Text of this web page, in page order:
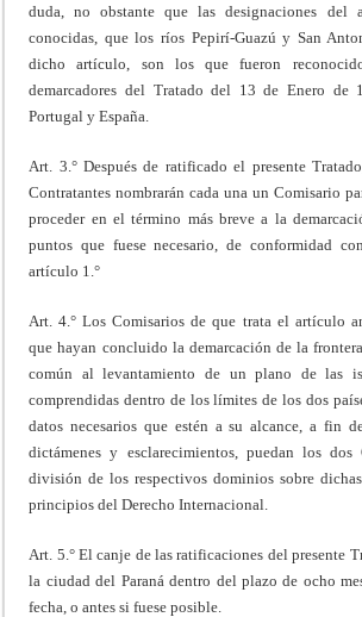
duda, no obstante que las designaciones del
conocidas, que los ríos Pepirí-Guazú y San
dicho artículo, son los que fueron
demarcadores del Tratado del 13 de Enero de
Portugal y España.
Art. 3.° Después de ratificado el presente
Contratantes nombrarán cada una un Comisario
proceder en el término más breve a la
puntos que fuese necesario, de conformidad
artículo 1.°
Art. 4.° Los Comisarios de que trata el artículo
que hayan concluido la demarcación de la
común al levantamiento de un plano de las
comprendidas dentro de los límites de los dos
datos necesarios que estén a su alcance, a fin
dictámenes y esclarecimientos, puedan los dos
división de los respectivos dominios sobre
principios del Derecho Internacional.
Art. 5.° El canje de las ratificaciones del presente
la ciudad del Paraná dentro del plazo de ocho
fecha, o antes si fuese posible.